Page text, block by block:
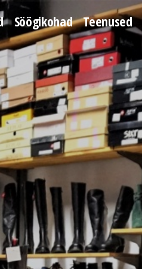
Söögikohad Teenused